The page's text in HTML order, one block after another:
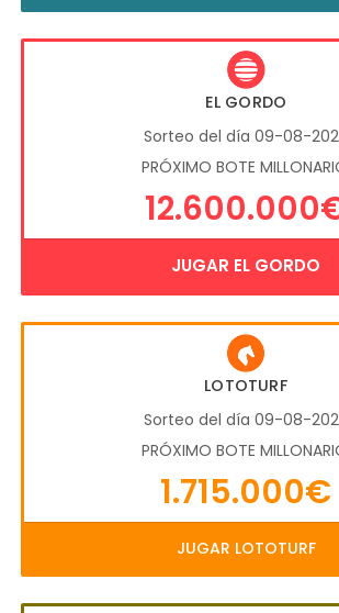
EL GORDO
Sorteo del día 09-08-
PRÓXIMO BOTE
JUGAR EL GORDO
LOTOTURF
Sorteo del día 09-08-
PRÓXIMO BOTE
1.715.000€
JUGAR LOTOTURF